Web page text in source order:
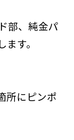
部、純金パ
す。
所にピンポ